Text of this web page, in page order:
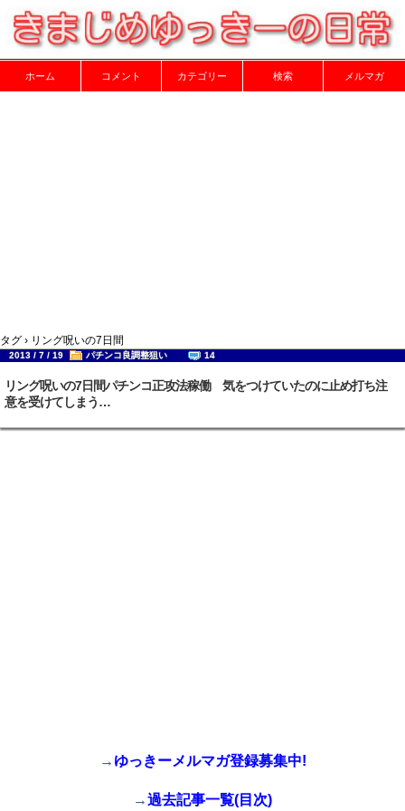
ホーム コメント カテゴリー 検索 メルマガ
タグ › リング呪いの7日間
2013 / 7 / 19 パチンコ良調整狙い 14
リング呪いの7日間パチンコ正攻法稼働 気をつけていたのに止め打ち注
意を受けてしまう…
→ ゆっきーメルマガ登録募集中!
→過去記事一覧(目次)